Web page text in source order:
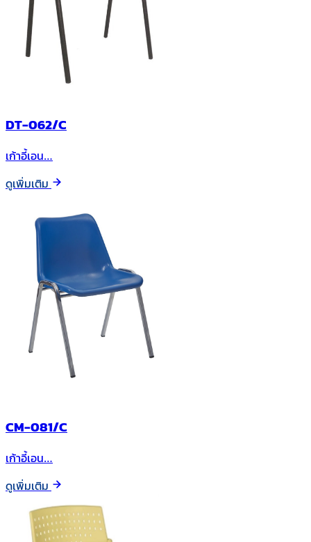
DT-062/C
เก้าอี้เอน…
ดูเพิ่มเติม
CM-081/C
เก้าอี้เอน…
ดูเพิ่มเติม